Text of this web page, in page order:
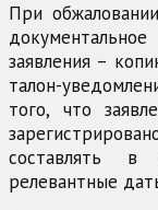
При
заявления –
талон-
того, что
составлять
релевантные